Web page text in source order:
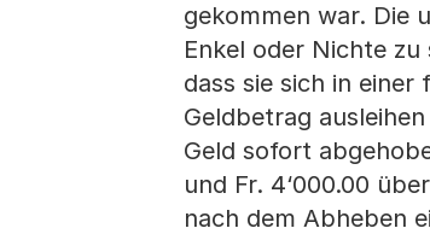
gekommen war. Die
Enkel oder Nichte
dass sie sich in
Geldbetrag
Geld sofort
und Fr. 4‘000.00
nach dem Abheben